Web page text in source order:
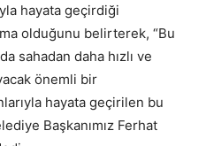
hayata geçirdiği
olduğunu belirterek, “Bu
sahadan daha hızlı ve
önemli bir
hayata geçirilen bu
Başkanımız Ferhat